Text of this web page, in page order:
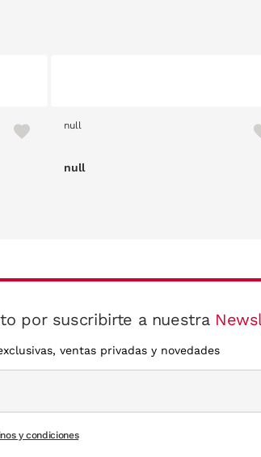
null
null
por suscribirte a nuestra
ventas privadas y novedades
y condiciones